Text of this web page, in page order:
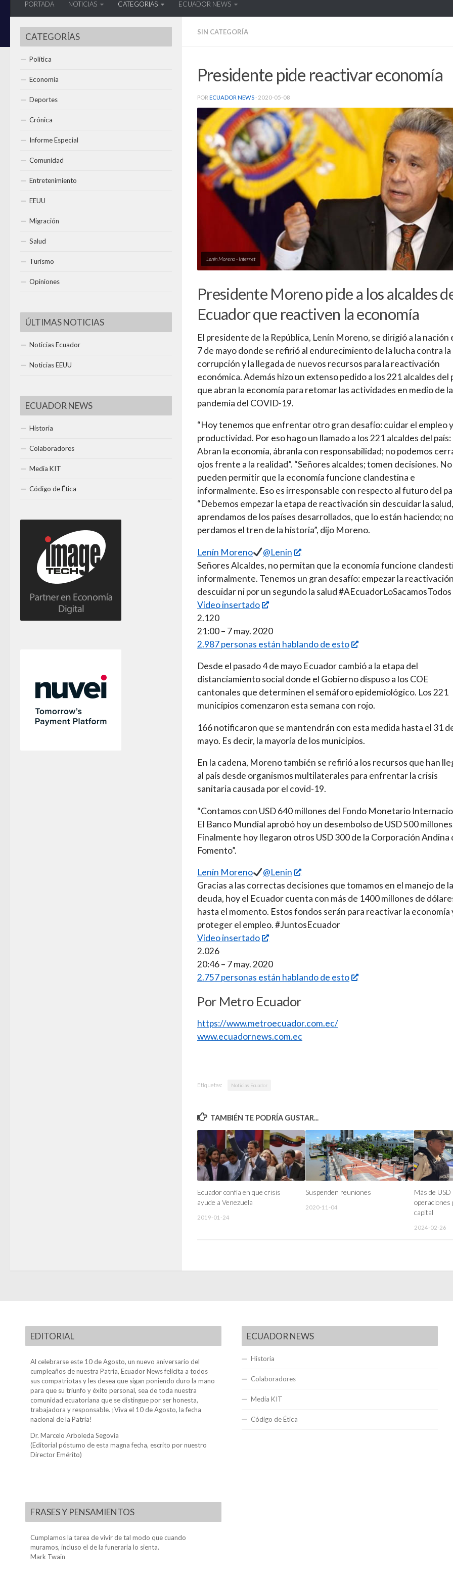
PORTADA NOTICIAS CATEGORIAS ECUADOR NEWS
SIN CATEGORÍA
Presidente pide reactivar economía
POR ECUADOR NEWS · 2020-05-08
Lenín Moreno - Internet
Presidente Moreno pide a los alcaldes
Ecuador que reactiven la economía
El presidente de la República, Lenín Moreno, se dirigió a la nación
7 de mayo donde se refirió al endurecimiento de la lucha contra la
corrupción y la llegada de nuevos recursos para la reactivación
económica. Además hizo un extenso pedido a los 221 alcaldes del
que abran la economía para retomar las actividades en medio de la
pandemia del COVID-19.
“Hoy tenemos que enfrentar otro gran desafío: cuidar el empleo
productividad. Por eso hago un llamado a los 221 alcaldes del país:
Abran la economía, ábranla con responsabilidad; no podemos
ojos frente a la realidad”. “Señores alcaldes; tomen decisiones. No
pueden permitir que la economía funcione clandestina e
informalmente. Eso es irresponsable con respecto al futuro del
“Debemos empezar la etapa de reactivación sin descuidar la salud,
aprendamos de los países desarrollados, que lo están haciendo; no
perdamos el tren de la historia”, dijo Moreno.
Lenín Moreno
@Lenin
Señores Alcaldes, no permitan que la economía funcione
informalmente. Tenemos un gran desafío: empezar la
descuidar ni por un segundo la salud #AEcuadorLoSacamosTodos
Video insertado
2.120
21:00 – 7 may. 2020
2.987 personas están hablando de esto
Desde el pasado 4 de mayo Ecuador cambió a la etapa del
distanciamiento social donde el Gobierno dispuso a los COE
cantonales que determinen el semáforo epidemiológico. Los 221
municipios comenzaron esta semana con rojo.
166 notificaron que se mantendrán con esta medida hasta el 31
mayo. Es decir, la mayoría de los municipios.
En la cadena, Moreno también se refirió a los recursos que han
al país desde organismos multilaterales para enfrentar la crisis
sanitaria causada por el covid-19.
“Contamos con USD 640 millones del Fondo Monetario
El Banco Mundial aprobó hoy un desembolso de USD 500
Finalmente hoy llegaron otros USD 300 de la Corporación Andina
Fomento”.
Lenín Moreno
@Lenin
Gracias a las correctas decisiones que tomamos en el manejo de la
deuda, hoy el Ecuador cuenta con más de 1400 millones de
hasta el momento. Estos fondos serán para reactivar la economía
proteger el empleo. #JuntosEcuador
Video insertado
2.026
20:46 – 7 may. 2020
2.757 personas están hablando de esto
Por Metro Ecuador
https://www.metroecuador.com.ec/
www.ecuadornews.com.ec
Etiquetas: Noticias Ecuador
TAMBIÉN TE PODRÍA GUSTAR...
Ecuador confía en que crisis
ayude a Venezuela
2019-01-24
Suspenden reuniones
2020-11-04
Más de
operaciones
capital
2024-02-26
CATEGORÍAS
Política
Economía
Deportes
Crónica
Informe Especial
Comunidad
Entretenimiento
EEUU
Migración
Salud
Turismo
Opiniones
ÚLTIMAS NOTICIAS
Noticias Ecuador
Noticias EEUU
ECUADOR NEWS
Historia
Colaboradores
Media KIT
Código de Ética
EDITORIAL
Al celebrarse este 10 de Agosto, un nuevo aniversario del
cumpleaños de nuestra Patria, Ecuador News felicita a todos
sus compatriotas y les desea que sigan poniendo duro la mano
para que su triunfo y éxito personal, sea de toda nuestra
comunidad ecuatoriana que se distingue por ser honesta,
trabajadora y responsable. ¡Viva el 10 de Agosto, la fecha
nacional de la Patria!
Dr. Marcelo Arboleda Segovia
(Editorial póstumo de esta magna fecha, escrito por nuestro
Director Emérito)
FRASES Y PENSAMIENTOS
Cumplamos la tarea de vivir de tal modo que cuando
muramos, incluso el de la funeraria lo sienta.
Mark Twain
ECUADOR NEWS
Historia
Colaboradores
Media KIT
Código de Ética